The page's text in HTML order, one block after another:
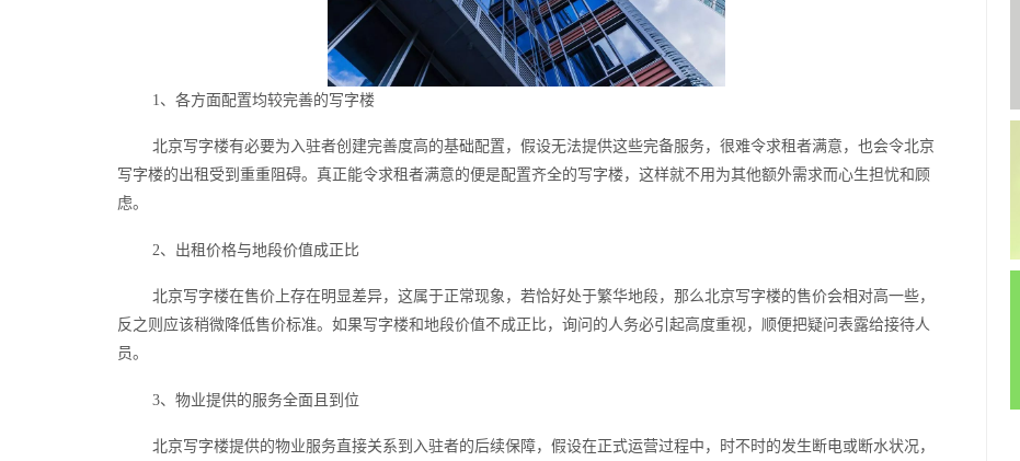
1、各方面配置均较完善的写字楼
北京写字楼有必要为入驻者创建完善度高的基础配置，假设无法提供这些完备服务，很难令求租者满意，也会令北京
写字楼的出租受到重重阻碍。真正能令求租者满意的便是配置齐全的写字楼，这样就不用为其他额外需求而心生担忧和顾
虑。
2、出租价格与地段价值成正比
北京写字楼在售价上存在明显差异，这属于正常现象，若恰好处于繁华地段，那么北京写字楼的售价会相对高一些，
反之则应该稍微降低售价标准。如果写字楼和地段价值不成正比，询问的人务必引起高度重视，顺便把疑问表露给接待人
员。
3、物业提供的服务全面且到位
北京写字楼提供的物业服务直接关系到入驻者的后续保障，假设在正式运营过程中，时不时的发生断电或断水状况，